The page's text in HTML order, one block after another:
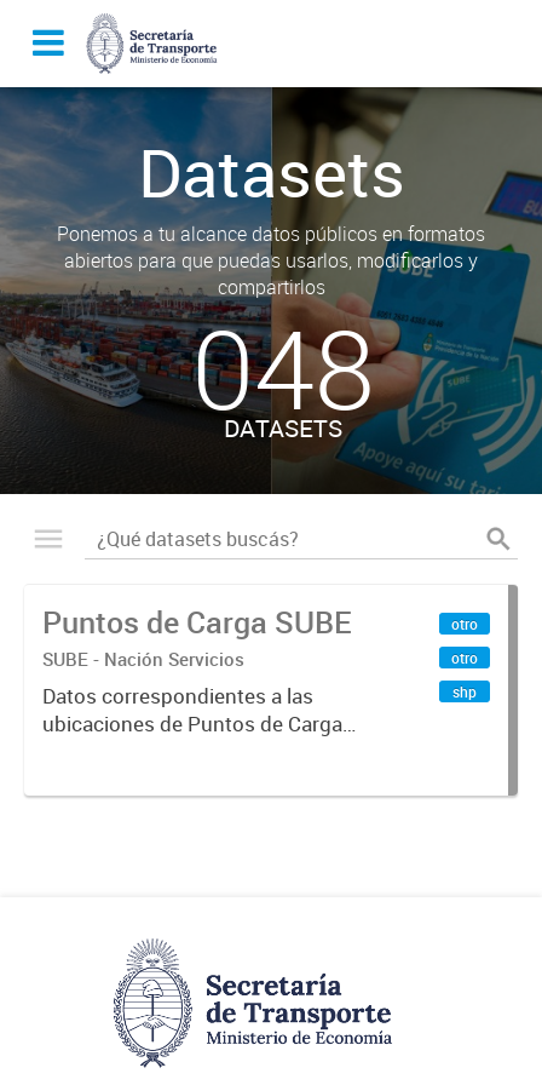
Datasets
Ponemos a tu alcance datos públicos en formatos
abiertos para que puedas usarlos, modificarlos y
compartirlos
048
DATASETS
Puntos de Carga SUBE
SUBE - Nación Servicios
Datos correspondientes a las
ubicaciones de Puntos de Carga
otro
otro
shp